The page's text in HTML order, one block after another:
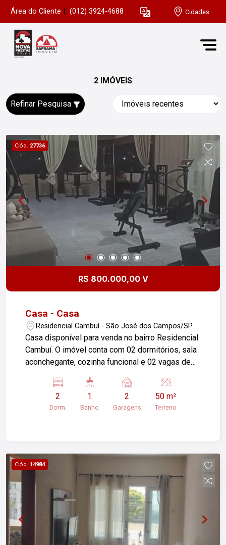
Área do Cliente (012) 3924-4688 Cidades
2 IMÓVEIS
Refinar Pesquisa
Cód. 27736
R$ 800.000,00 V
Casa - Casa
Residencial Cambuí - São José dos Campos/SP
Casa disponível para venda no bairro Residencial
Cambuí. O imóvel conta com 02 dormitórios, sala
aconchegante, cozinha funcional e 02 vagas de
o dia a dia. Ambientes bem distribuídos e
arejados, ideal para quem busca um lar tranquilo
em uma ótima localização. O bairro Cambuí é
qualidade de vida.
2
Dorm.
1
Banho
2
Garagens
50 m²
Terreno
Cód. 14984